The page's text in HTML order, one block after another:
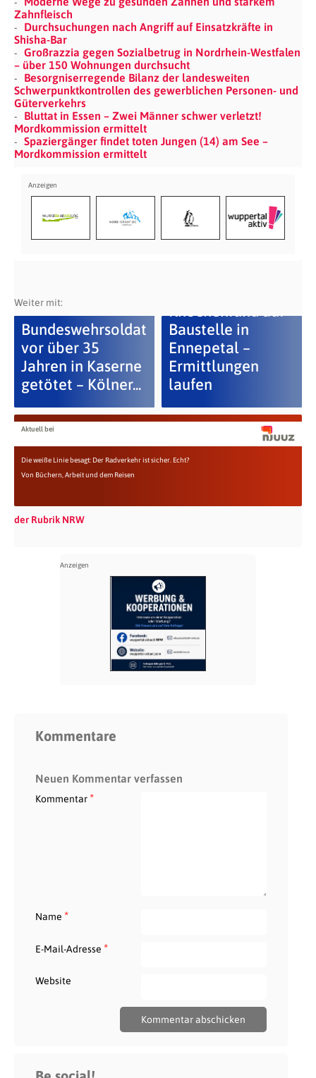
Zahnfleisch
Durchsuchungen nach Angriff auf Einsatzkräfte in
Shisha-Bar
Großrazzia gegen Sozialbetrug in Nordrhein-Westfalen
– über 150 Wohnungen durchsucht
Besorgniserregende Bilanz der landesweiten
Schwerpunktkontrollen des gewerblichen Personen- und
Güterverkehrs
Bluttat in Essen – Zwei Männer schwer verletzt!
Mordkommission ermittelt
Spaziergänger findet toten Jungen (14) am See –
Mordkommission ermittelt
Weiter mit:
Bundeswehrsoldat
vor über 35
Jahren in Kaserne
getötet – Kölner...
Baustelle in
Ennepetal –
Ermittlungen
laufen
Aktuell bei
Die weiße Linie besagt: Der Radverkehr ist sicher. Echt?
Von Büchern, Arbeit und dem Reisen
der Rubrik NRW
Kommentare
Neuen Kommentar verfassen
Kommentar*
Name *
E-Mail-Adresse *
Website